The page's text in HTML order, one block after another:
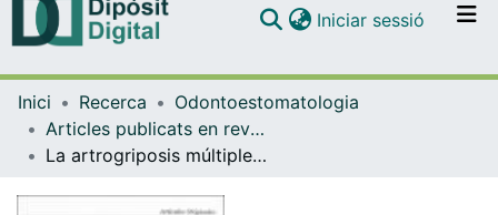
Navega per tot el DD
Com publicar
Iniciar sessió (current)
Inici Recerca
Odontoestomatologia
Articles publicats en revistes (Odontoestomatologia)
La artrogriposis múltiple congénita y sus manifestaciones orales